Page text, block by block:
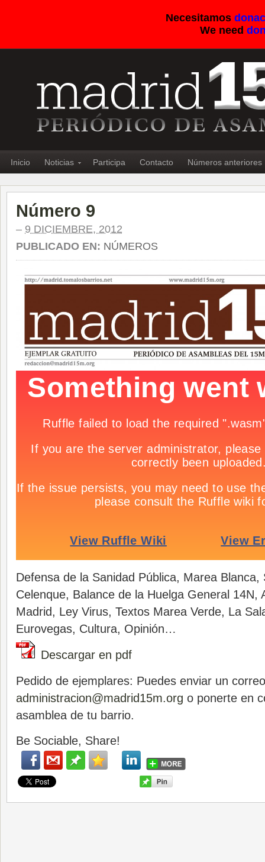
Necesitamos
We need
Inicio Noticias Participa Contacto Números anteriores
Número 9
– 9 DICIEMBRE, 2012
PUBLICADO EN: NÚMEROS
Defensa de la Sanidad Pública, Marea Blanca,
Celenque, Balance de la Huelga General 14N,
Madrid, Ley Virus, Textos Marea Verde, La
Eurovegas, Cultura, Opinión…
Descargar en pdf
Pedido de ejemplares: Puedes enviar un
administracion@madrid15m.org o ponerte en
asamblea de tu barrio.
Be Sociable, Share!